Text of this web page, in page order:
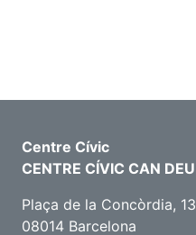
Centre Cívic
CENTRE CÍVIC CAN DEU
Plaça de la Concòrdia, 13
08014 Barcelona